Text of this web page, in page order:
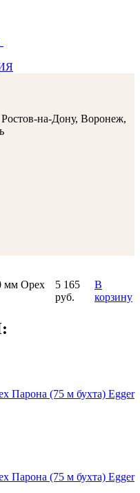
на-Дону, Воронеж,
мм Орех
5 165
руб.
В
корзину
Парона (75 м бухта) Egger
Парона (75 м бухта) Egger